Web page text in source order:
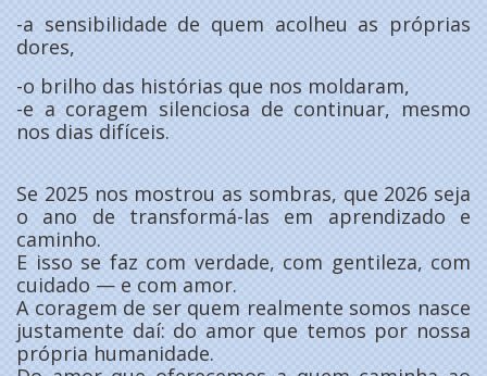
-a sensibilidade de quem acolheu as próprias
dores,
-o brilho das histórias que nos moldaram,
-e a coragem silenciosa de continuar, mesmo
nos dias difíceis.
Se 2025 nos mostrou as sombras, que 2026 seja
o ano de transformá-las em aprendizado e
caminho.
E isso se faz com verdade, com gentileza, com
cuidado — e com amor.
A coragem de ser quem realmente somos nasce
justamente daí: do amor que temos por nossa
própria humanidade.